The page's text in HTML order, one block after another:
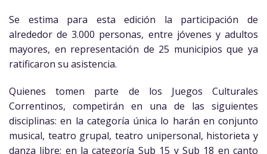
Se estima para esta edición la participación de
alrededor de 3.000 personas, entre jóvenes y adultos
mayores, en representación de 25 municipios que ya
ratificaron su asistencia.
Quienes tomen parte de los Juegos Culturales
Correntinos, competirán en una de las siguientes
disciplinas: en la categoría única lo harán en conjunto
musical, teatro grupal, teatro unipersonal, historieta y
danza libre; en la categoría Sub 15 y Sub 18 en canto